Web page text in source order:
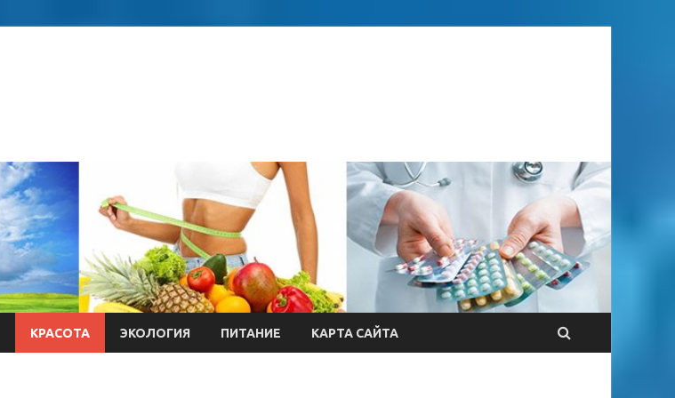
КРАСОТА ЭКОЛОГИЯ ПИТАНИЕ КАРТА САЙТА